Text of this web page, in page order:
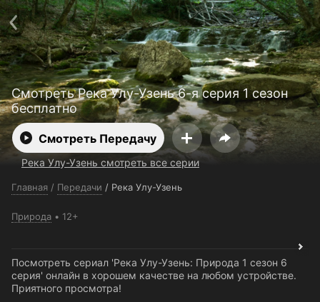
Смотреть Река Улу-Узень 6-я серия 1 сезон
бесплатно
Смотреть Передачу
Река Улу-Узень смотреть все серии
Главная / Передачи / Река Улу-Узень
Природа 12+
Посмотреть сериал 'Река Улу-Узень: Природа 1 сезон 6
серия' онлайн в хорошем качестве на любом устройстве.
Приятного просмотра!
Поддержка:support@24h.tv
О сервисе
Пользовательское соглашение
Политика конфиденциальности
Для партнёров
Открыть приложение
Ввести промокод
Установить на ТВ
Бесплатные каналы Контакты